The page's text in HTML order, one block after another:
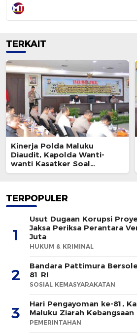
TERKAIT
Kinerja Polda Maluku
Diaudit, Kapolda Wanti-
wanti Kasatker Soal
Temuan Berulang
TERPOPULER
1
Usut Dugaan Korupsi
Jaksa Periksa Perantara
Juta
HUKUM & KRIMINAL
2
Bandara Pattimura
81 RI
SOSIAL KEMASYARAKATAN
3
Hari Pengayoman ke-81,
Maluku Ziarah Kebangsaan
PEMERINTAHAN